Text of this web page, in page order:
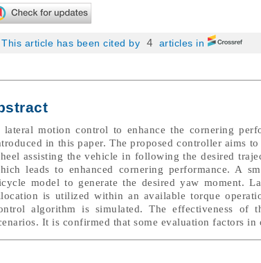
This article has been cited by 4 articles in
lateral motion control to enhance the cornering
in this paper. The proposed controller aims
assisting the vehicle in following the desired
leads to enhanced cornering performance. A
model to generate the desired yaw moment.
is utilized within an available torque
algorithm is simulated. The effectiveness of
It is confirmed that some evaluation factors